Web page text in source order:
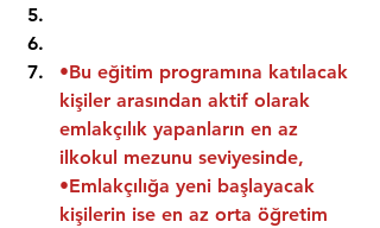
•Bu eğitim programına katılacak
kişiler arasından aktif olarak
emlakçılık yapanların en az
ilkokul mezunu seviyesinde,
•Emlakçılığa yeni başlayacak
kişilerin ise en az orta öğretim